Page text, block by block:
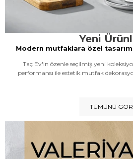
Yeni
Modern mutfaklara özel tasarım
Taç Ev'in özenle seçilmiş yeni
performansı ile estetik mutfak
TÜMÜNÜ GÖR